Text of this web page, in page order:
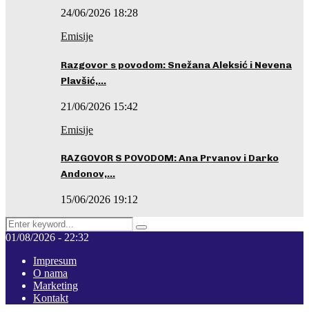
24/06/2026 18:28
Emisije
Razgovor s povodom: Snežana Aleksić i Nevena
Plavšić,…
21/06/2026 15:42
Emisije
RAZGOVOR S POVODOM: Ana Prvanov i Darko
Andonov,…
15/06/2026 19:12
Search
for:
Pretraga
01/08/2026 - 22:32
Impresum
O nama
Marketing
Kontakt